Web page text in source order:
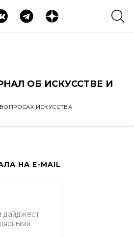
ОБ ИСКУССТВЕ И
ИСКУССТВА
НА E-MAIL
дайджест